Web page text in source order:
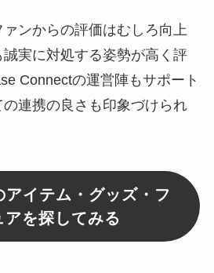
ンからの評価はむしろ向上
誠実に対処する姿勢が高く評
Connectの運営陣もサポート
連携の良さも印象づけられ
イテム・グッズ・フ
アを探してみる